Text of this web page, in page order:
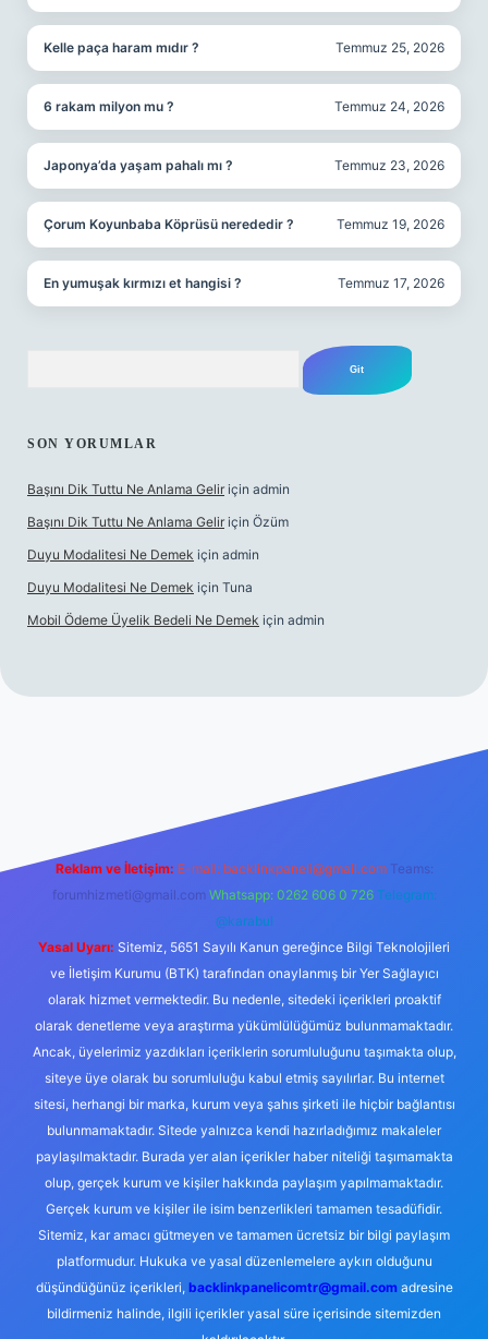
Kelle paça haram mıdır ? Temmuz 25, 2026
6 rakam milyon mu ? Temmuz 24, 2026
Japonya’da yaşam pahalı mı ? Temmuz 23, 2026
Çorum Koyunbaba Köprüsü nerededir ? Temmuz 19, 2026
En yumuşak kırmızı et hangisi ? Temmuz 17, 2026
SON YORUMLAR
Başını Dik Tuttu Ne Anlama Gelir için admin
Başını Dik Tuttu Ne Anlama Gelir için Özüm
Duyu Modalitesi Ne Demek için admin
Duyu Modalitesi Ne Demek için Tuna
Mobil Ödeme Üyelik Bedeli Ne Demek için admin
Reklam ve İletişim: E-mail: backlinkpaneli@gmail.com Teams:
forumhizmeti@gmail.com Whatsapp: 0262 606 0 726 Telegram:
@karabul
Yasal Uyarı: Sitemiz, 5651 Sayılı Kanun gereğince Bilgi Teknolojileri
ve İletişim Kurumu (BTK) tarafından onaylanmış bir Yer Sağlayıcı
olarak hizmet vermektedir. Bu nedenle, sitedeki içerikleri proaktif
olarak denetleme veya araştırma yükümlülüğümüz bulunmamaktadır.
Ancak, üyelerimiz yazdıkları içeriklerin sorumluluğunu taşımakta olup,
siteye üye olarak bu sorumluluğu kabul etmiş sayılırlar. Bu internet
sitesi, herhangi bir marka, kurum veya şahıs şirketi ile hiçbir bağlantısı
bulunmamaktadır. Sitede yalnızca kendi hazırladığımız makaleler
paylaşılmaktadır. Burada yer alan içerikler haber niteliği taşımamakta
olup, gerçek kurum ve kişiler hakkında paylaşım yapılmamaktadır.
Gerçek kurum ve kişiler ile isim benzerlikleri tamamen tesadüfidir.
Sitemiz, kar amacı gütmeyen ve tamamen ücretsiz bir bilgi paylaşım
platformudur. Hukuka ve yasal düzenlemelere aykırı olduğunu
düşündüğünüz içerikleri, backlinkpanelicomtr@gmail.comadresine
bildirmeniz halinde, ilgili içerikler yasal süre içerisinde sitemizden